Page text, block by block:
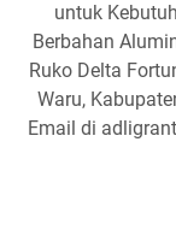
untuk
Berbahan
Ruko Delta
Waru,
Email di